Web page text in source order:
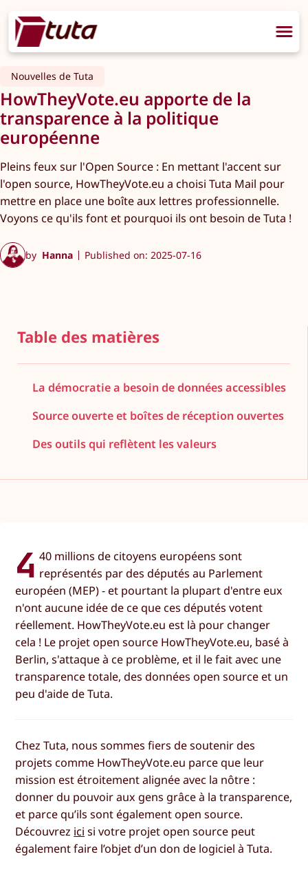
Nouvelles de Tuta
HowTheyVote.eu apporte de la
transparence à la politique
européenne
Pleins feux sur l'Open Source : En mettant l'accent sur
l'open source, HowTheyVote.eu a choisi Tuta Mail pour
mettre en place une boîte aux lettres professionnelle.
Voyons ce qu'ils font et pourquoi ils ont besoin de Tuta !
by Hanna Published on: 2025-07-16
Table des matières
La démocratie a besoin de données accessibles
Source ouverte et boîtes de réception ouvertes
Des outils qui reflètent les valeurs
4 40 millions de citoyens européens sont
représentés par des députés au Parlement
européen (MEP) - et pourtant la plupart d'entre eux
n'ont aucune idée de ce que ces députés votent
réellement. HowTheyVote.eu est là pour changer
cela ! Le projet open source HowTheyVote.eu, basé à
Berlin, s'attaque à ce problème, et il le fait avec une
transparence totale, des données open source et un
peu d'aide de Tuta.
Chez Tuta, nous sommes fiers de soutenir des
projets comme HowTheyVote.eu parce que leur
mission est étroitement alignée avec la nôtre :
donner du pouvoir aux gens grâce à la transparence,
et parce qu’ils sont également open source.
Découvrez ici si votre projet open source peut
également faire l’objet d’un don de logiciel à Tuta.